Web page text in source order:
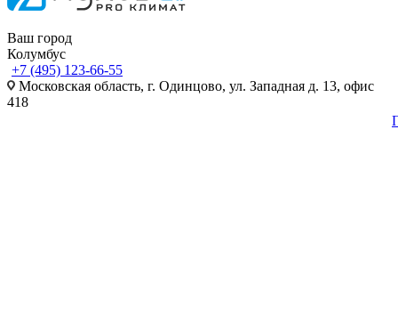
Ваш город
Колумбус
+7 (495) 123-66-55
Московская область, г. Одинцово, ул. Западная д. 13, офис
418